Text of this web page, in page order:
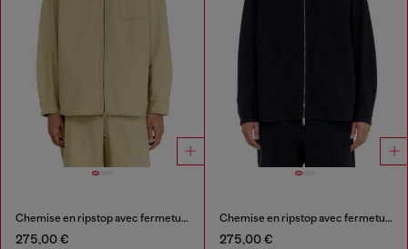
Chemise en ripstop avec fermeture zippée
275,00 €
Chemise en ripstop avec fermeture zippée
275,00 €